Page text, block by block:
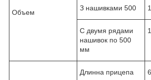
Объем
З нашивками 500
C двумя рядами
нашивок по 500
мм
Длинна прицепа